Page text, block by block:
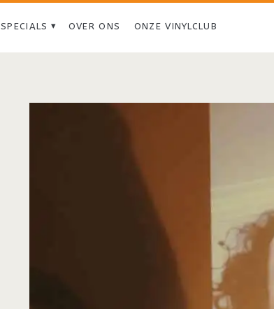
SPECIALS OVER ONS ONZE VINYLCLUB
<span>Oya
Paya</span>